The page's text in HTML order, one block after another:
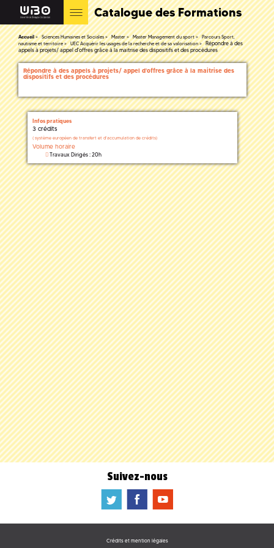
Catalogue des Formations
Accueil Sciences Humaines et Sociales Master Master Management du sport
Parcours Sport,
nautisme et territoire
UEC Acquérir les usages de la recherche et de sa valorisation
Répondre à des
appels à projets/ appel d'offres grâce à la maitrise des dispositifs et des procédures
Répondre à des appels à projets/ appel d'offres grâce à la maitrise des
dispositifs et des procédures
Infos pratiques
3 crédits
( système européen de transfert et d'accumulation de crédits)
Volume horaire
Travaux Dirigés : 20h
Suivez-nous
a b f
Crédits et mention légales